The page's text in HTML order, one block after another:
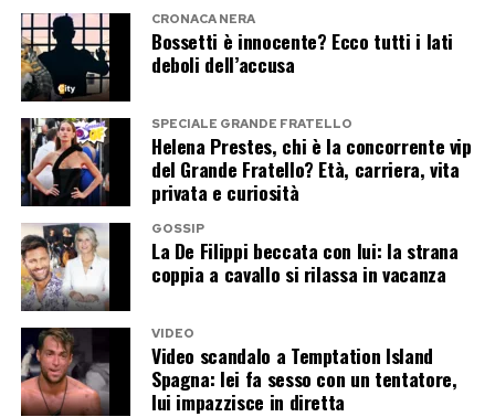
Post Views: 571
CRONACA NERA
Bossetti è innocente? Ecco tutti i lati
deboli dell’accusa
SPECIALE GRANDE FRATELLO
Helena Prestes, chi è la concorrente vip
del Grande Fratello? Età, carriera, vita
privata e curiosità
GOSSIP
La De Filippi beccata con lui: la strana
coppia a cavallo si rilassa in vacanza
VIDEO
Video scandalo a Temptation Island
Spagna: lei fa sesso con un tentatore,
lui impazzisce in diretta